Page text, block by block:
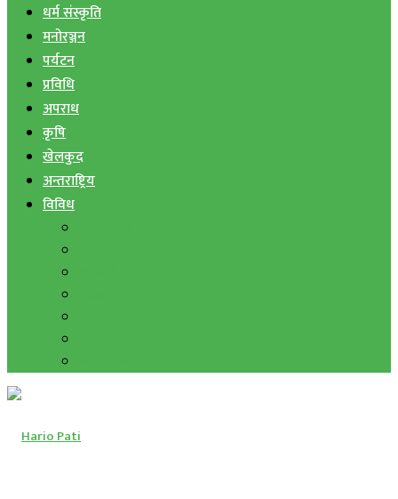
धर्म संस्कृति
मनोरञ्जन
पर्यटन
प्रविधि
अपराध
कृषि
खेलकुद
अन्तराष्ट्रिय
विविध